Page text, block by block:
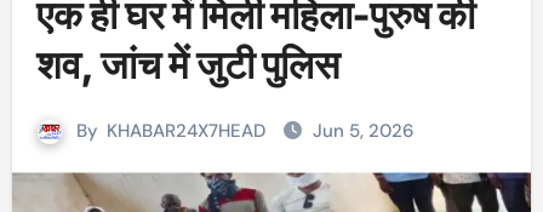
एक ही घर में मिली महिला-पुरुष की
शव, जांच में जुटी पुलिस
By KHABAR24X7HEAD Jun 5, 2026